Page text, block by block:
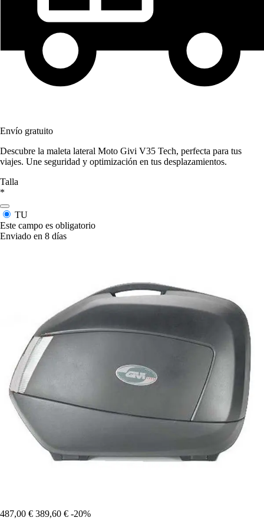
Envío gratuito
Descubre la maleta lateral Moto Givi V35 Tech, perfecta para tus
viajes. Une seguridad y optimización en tus desplazamientos.
Talla
*
TU
Este campo es obligatorio
Enviado en 8 días
487,00 € 389,60 € -20%